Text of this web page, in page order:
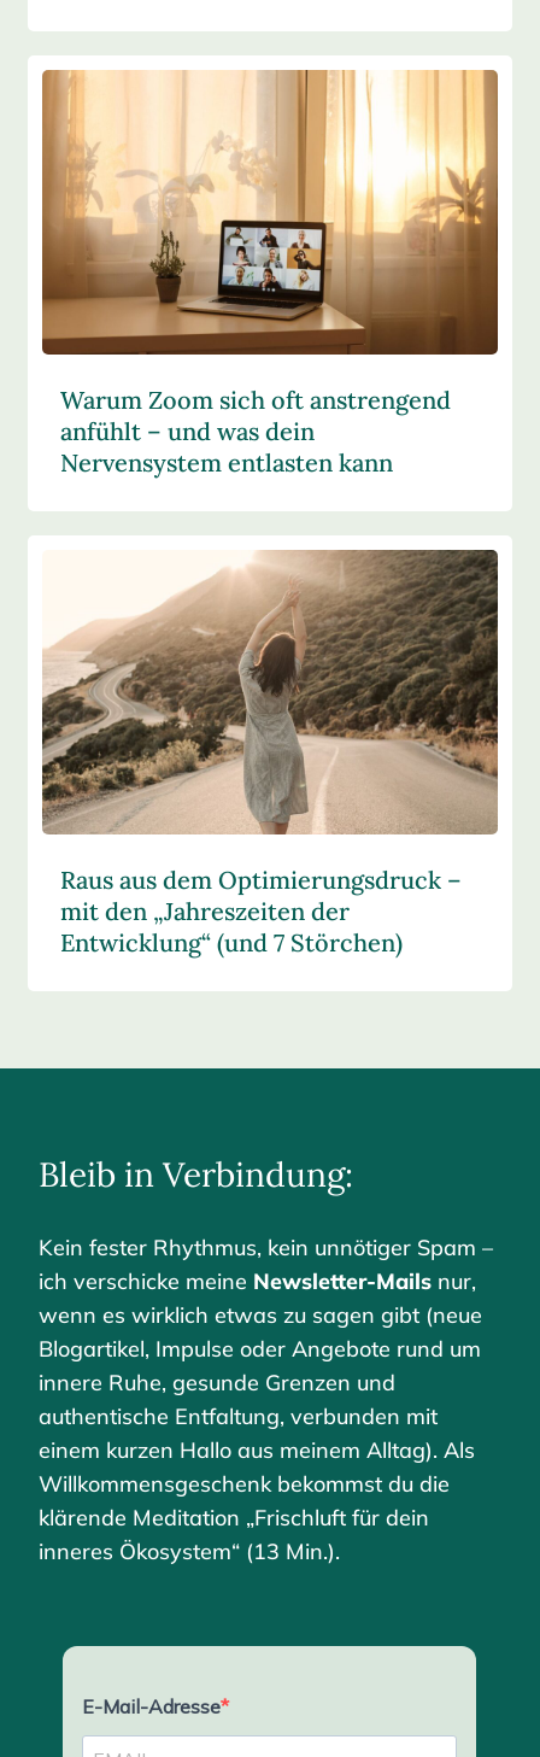
Warum Zoom sich oft anstrengend
anfühlt – und was dein
Nervensystem entlasten kann
Raus aus dem Optimierungsdruck –
mit den „Jahreszeiten der
Entwicklung“ (und 7 Störchen)
Bleib in Verbindung:
Kein fester Rhythmus, kein unnötiger Spam –
ich verschicke meine Newsletter-Mails nur,
wenn es wirklich etwas zu sagen gibt (neue
Blogartikel, Impulse oder Angebote rund um
innere Ruhe, gesunde Grenzen und
authentische Entfaltung, verbunden mit
einem kurzen Hallo aus meinem Alltag). Als
Willkommensgeschenk bekommst du die
klärende Meditation „Frischluft für dein
inneres Ökosystem“ (13 Min.).